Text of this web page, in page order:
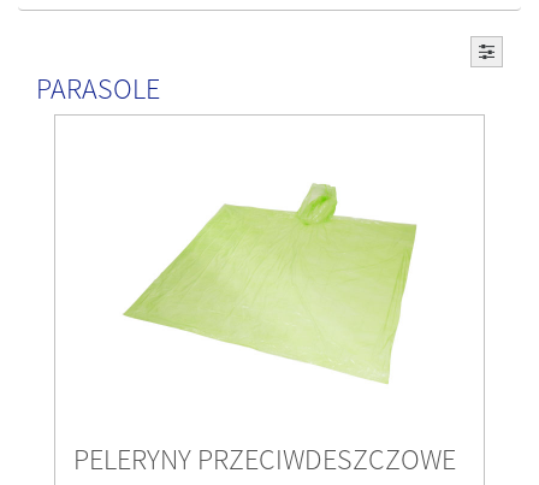
PARASOLE
PELERYNY PRZECIWDESZCZOWE